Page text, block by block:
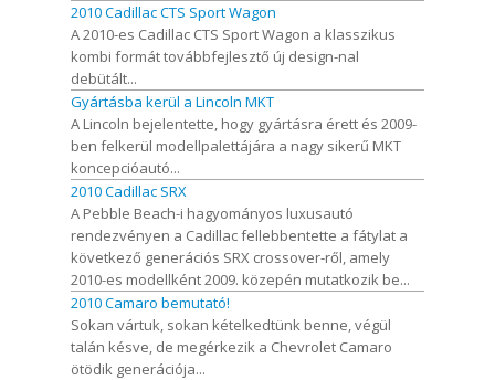
2010 Cadillac CTS Sport Wagon
A 2010-es Cadillac CTS Sport Wagon a klasszikus
kombi formát továbbfejlesztő új design-nal
debütált...
Gyártásba kerül a Lincoln MKT
A Lincoln bejelentette, hogy gyártásra érett és 2009-
ben felkerül modellpalettájára a nagy sikerű MKT
koncepcióautó...
2010 Cadillac SRX
A Pebble Beach-i hagyományos luxusautó
rendezvényen a Cadillac fellebbentette a fátylat a
következő generációs SRX crossover-ről, amely
2010-es modellként 2009. közepén mutatkozik be...
2010 Camaro bemutató!
Sokan vártuk, sokan kételkedtünk benne, végül
talán késve, de megérkezik a Chevrolet Camaro
ötödik generációja...